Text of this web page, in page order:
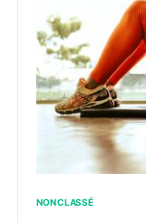
NON CLASSÉ